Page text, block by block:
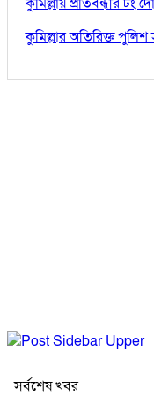
কুমিল্লার অতিরিক্ত
সর্বশেষ খবর